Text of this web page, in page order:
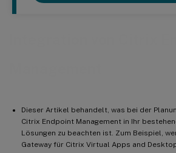
Dieser Artikel behandelt, was bei der
Citrix Endpoint Management in Ihr
Lösungen zu beachten ist. Zum Beispiel,
Gateway für Citrix Virtual Apps and